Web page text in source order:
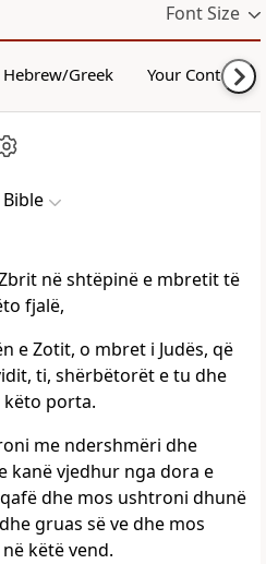
Font Size
Hebrew/Greek Your Content
në shtëpinë e mbretit të
fjalë,
e Zotit, o mbret i Judës, që
ti, shërbëtorët e tu dhe
këto porta.
me ndershmëri dhe
kanë vjedhur nga dora e
dhe mos ushtroni dhunë
gruas së ve dhe mos
këtë vend.